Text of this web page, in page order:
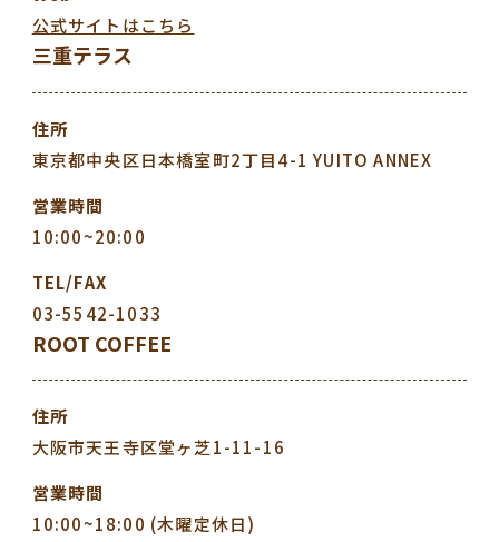
公式サイトはこちら
三重テラス
住所
東京都中央区日本橋室町2丁目4-1 YUITO ANNEX
営業時間
10:00~20:00
TEL/FAX
03-5542-1033
ROOT COFFEE
住所
大阪市天王寺区堂ヶ芝1-11-16
営業時間
10:00~18:00 (木曜定休日)